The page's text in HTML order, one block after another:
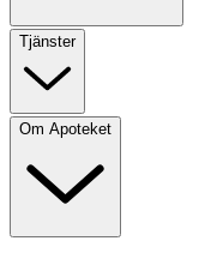
Tjänster
Om Apoteket